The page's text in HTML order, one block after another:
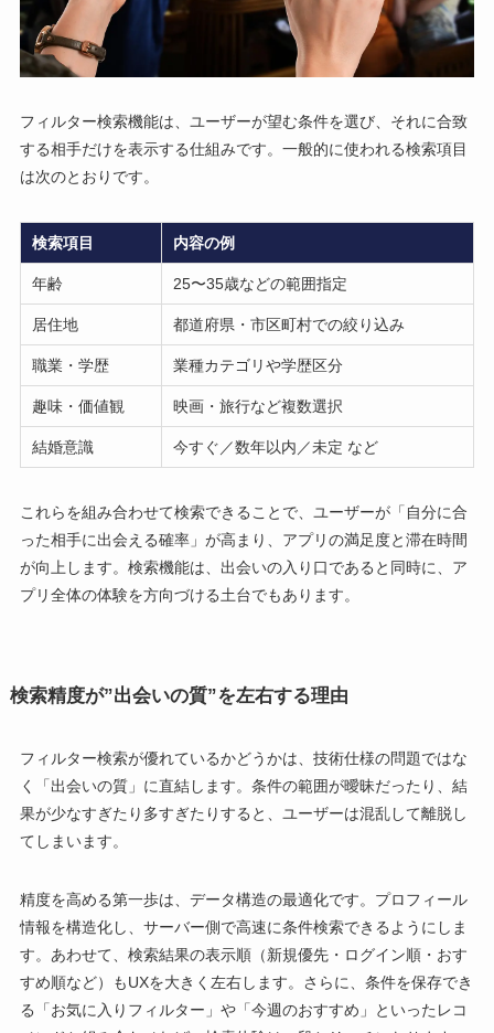
フィルター検索機能は、ユーザーが望む条件を選び、それに合致
する相手だけを表示する仕組みです。一般的に使われる検索項目
は次のとおりです。
検索項目 内容の例
年齢 25〜35歳などの範囲指定
居住地 都道府県・市区町村での絞り込み
職業・学歴 業種カテゴリや学歴区分
趣味・価値観 映画・旅行など複数選択
結婚意識 今すぐ／数年以内／未定 など
これらを組み合わせて検索できることで、ユーザーが「自分に合
った相手に出会える確率」が高まり、アプリの満足度と滞在時間
が向上します。検索機能は、出会いの入り口であると同時に、ア
プリ全体の体験を方向づける土台でもあります。
検索精度が”出会いの質”を左右する理由
フィルター検索が優れているかどうかは、技術仕様の問題ではな
く「出会いの質」に直結します。条件の範囲が曖昧だったり、結
果が少なすぎたり多すぎたりすると、ユーザーは混乱して離脱し
てしまいます。
精度を高める第一歩は、データ構造の最適化です。プロフィール
情報を構造化し、サーバー側で高速に条件検索できるようにしま
す。あわせて、検索結果の表示順（新規優先・ログイン順・おす
すめ順など）もUXを大きく左右します。さらに、条件を保存でき
る「お気に入りフィルター」や「今週のおすすめ」といったレコ